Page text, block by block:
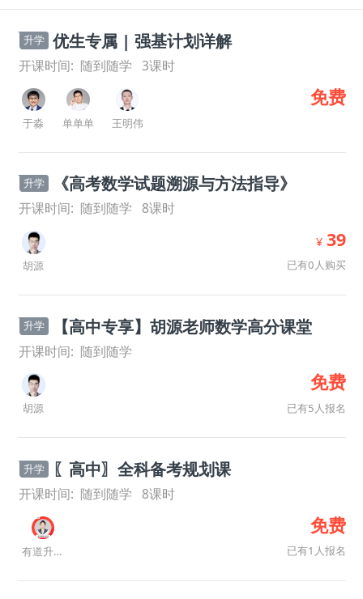
升学 优生专属 | 强基计划详解
开课时间: 随到随学 3课时
于淼 单单单 王明伟
免费
升学 《高考数学试题溯源与方法指导》
开课时间: 随到随学 8课时
胡源
¥ 39
已有0人购买
升学 【高中专享】胡源老师数学高分课堂
开课时间: 随到随学
胡源
免费
已有5人报名
升学 〖高中〗全科备考规划课
开课时间: 随到随学 8课时
有道升学规划师
免费
已有1人报名